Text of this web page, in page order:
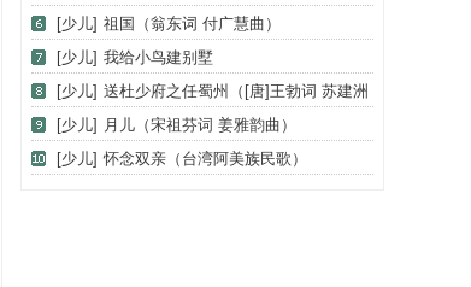
[少儿] 祖国（翁东词 付广慧曲）
[少儿] 我给小鸟建别墅
[少儿] 送杜少府之任蜀州（[唐]王勃词 苏建洲
曲）
[少儿] 月儿（宋祖芬词 姜雅韵曲）
[少儿] 怀念双亲（台湾阿美族民歌）